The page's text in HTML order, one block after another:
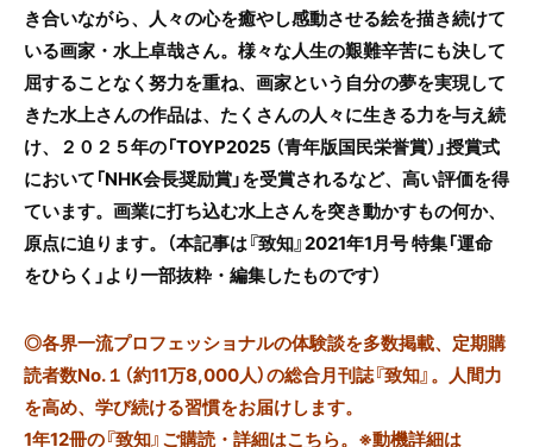
き合いながら、人々の心を癒やし感動させる絵を描き続けて
いる画家・水上卓哉さん。 様々な人生の艱難辛苦にも決して
屈することなく努力を重ね、画家という自分の夢を実現して
きた水上さんの作品は、たくさんの人々に生きる力を与え続
け、２０２５年の「TOYP2025 （青年版国民栄誉賞）」授賞式
において「NHK会長奨励賞」を受賞されるなど、高い評価を得
ています。画業に打ち込む水上さんを突き動かすもの何か、
原点に迫ります。（本記事は『致知』2021年1月号 特集「運命
をひらく」より一部抜粋・編集したものです）
◎各界一流プロフェッショナルの体験談を多数掲載、定期購
読者数No.１（約11万8,000人）の総合月刊誌『致知』。人間力
を高め、学び続ける習慣をお届けします。
1年12冊の『致知』ご購読・詳細はこちら。 ※動機詳細は